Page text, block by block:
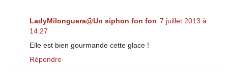
LadyMilonguera@Un siphon fon fon 7 juillet 2013 à
14:27
Elle est bien gourmande cette glace !
Répondre